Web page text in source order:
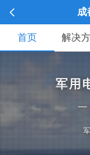
成
首页 解决
军用